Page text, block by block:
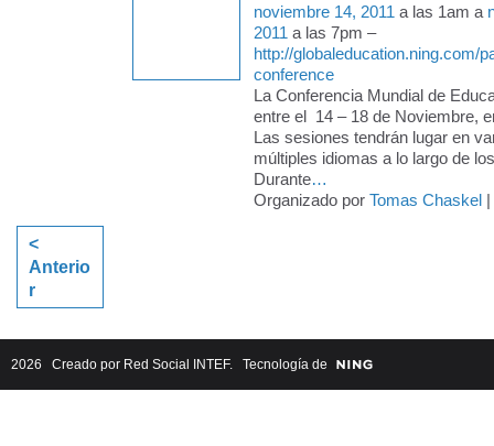
noviembre 14, 2011 a las 1am a
2011 a las 7pm –
http://globaleducation.ning.com/
conference
La Conferencia Mundial de
entre el 14 – 18 de Noviembre,
Las sesiones tendrán lugar en
múltiples idiomas a lo largo de
Durante…
Organizado por Tomas Chaskel
<
Anterio
r
2026 Creado por Red Social INTEF. Tecnología de